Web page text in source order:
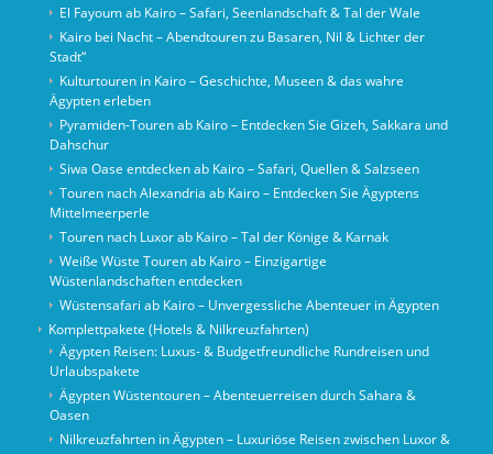
El Fayoum ab Kairo – Safari, Seenlandschaft & Tal der Wale
Kairo bei Nacht – Abendtouren zu Basaren, Nil & Lichter der
Stadt“
Kulturtouren in Kairo – Geschichte, Museen & das wahre
Ägypten erleben
Pyramiden-Touren ab Kairo – Entdecken Sie Gizeh, Sakkara und
Dahschur
Siwa Oase entdecken ab Kairo – Safari, Quellen & Salzseen
Touren nach Alexandria ab Kairo – Entdecken Sie Ägyptens
Mittelmeerperle
Touren nach Luxor ab Kairo – Tal der Könige & Karnak
Weiße Wüste Touren ab Kairo – Einzigartige
Wüstenlandschaften entdecken
Wüstensafari ab Kairo – Unvergessliche Abenteuer in Ägypten
Komplettpakete (Hotels & Nilkreuzfahrten)
Ägypten Reisen: Luxus- & Budgetfreundliche Rundreisen und
Urlaubspakete
Ägypten Wüstentouren – Abenteuerreisen durch Sahara &
Oasen
Nilkreuzfahrten in Ägypten – Luxuriöse Reisen zwischen Luxor &